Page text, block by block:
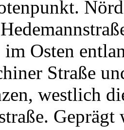
im Osten
Straße
westlich